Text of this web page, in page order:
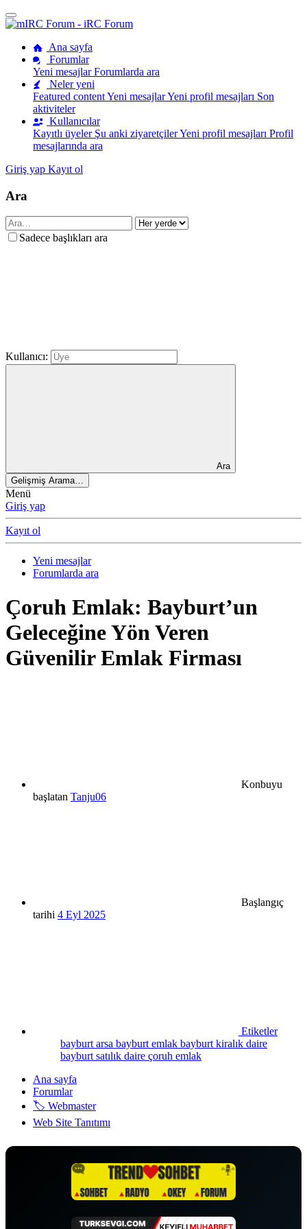
Ana sayfa
Forumlar
Yeni mesajlarForumlarda ara
Neler yeni
Featured contentYeni mesajlarYeni profil mesajları Son
aktiviteler
Kullanıcılar
Kayıtlı üyeler Şu anki ziyaretçilerYeni profil mesajları Profil
mesajlarında ara
Giriş yap Kayıt ol
Ara
Sadece başlıkları ara
Kullanıcı:
Ara
Gelişmiş Arama…
Menü
Giriş yap
Kayıt ol
Yeni mesajlar
Forumlarda ara
Çoruh Emlak: Bayburt’un
Geleceğine Yön Veren
Güvenilir Emlak Firması
Konbuyu
başlatan Tanju06
Başlangıç
tarihi 4 Eyl 2025
Etiketler
bayburt arsa bayburt emlak bayburt kiralık daire
bayburt satılık daire çoruh emlak
Ana sayfa
Forumlar
🏷️ Webmaster
Web Site Tanıtımı